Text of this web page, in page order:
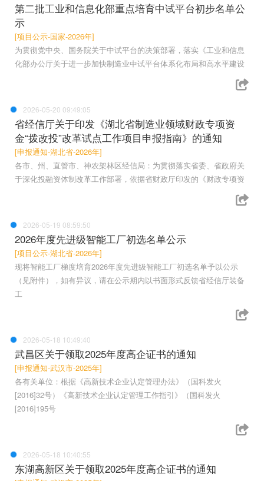
第二批工业和信息化部重点培育中试平台初步名单公
示
[项目公示-国家-2026年]
为贯彻党中央、国务院关于中试平台的决策部署，落实《工业和信息
化部办公厅关于进一步加快制造业中试平台体系化布局和高水平建设
2026-05-20 09:49:05
省经信厅关于印发《湖北省制造业领域财政专项资
金“拨改投”改革试点工作项目申报指南》的通知
[申报通知-湖北省-2026年]
各市、州、直管市、神农架林区经信局：为贯彻落实省委、省政府关
于深化投融资体制改革工作部署，依据省财政厅印发的《财政专项资
2026-05-19 08:59:50
2026年度先进级智能工厂初选名单公示
[项目公示-湖北省-2026年]
现将智能工厂梯度培育2026年度先进级智能工厂初选名单予以公示
（见附件），如有异议，请在公示期内以书面形式反馈省经信厅装备
工
2026-05-18 10:49:40
武昌区关于领取2025年度高企证书的通知
[申报通知-武汉市-2025年]
各有关单位：根据《高新技术企业认定管理办法》（国科发火
[2016]32号）《高新技术企业认定管理工作指引》（国科发火
[2016]195号
2026-05-18 10:40:55
东湖高新区关于领取2025年度高企证书的通知